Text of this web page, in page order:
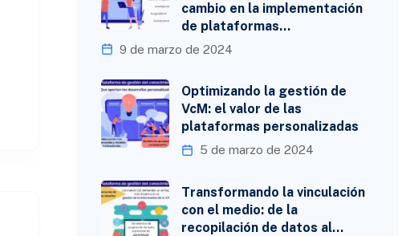
cambio en la implementación
de plataformas…
9 de marzo de 2024
Optimizando la gestión de
VcM: el valor de las
plataformas personalizadas
5 de marzo de 2024
Transformando la vinculación
con el medio: de la
recopilación de datos al…